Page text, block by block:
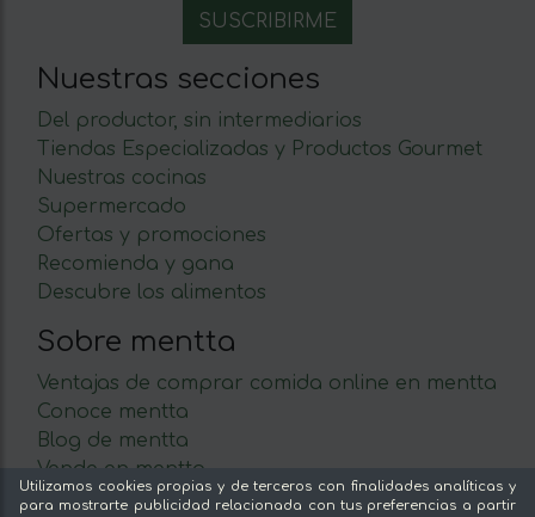
Nuestras secciones
Del productor, sin intermediarios
Tiendas Especializadas y Productos Gourmet
Nuestras cocinas
Supermercado
Ofertas y promociones
Recomienda y gana
Descubre los alimentos
Sobre mentta
Ventajas de comprar comida online en mentta
Conoce mentta
Blog de mentta
Vende en mentta
Fidelización
Utilizamos cookies propias y de terceros con finalidades analíticas y
para mostrarte publicidad relacionada con tus preferencias a partir